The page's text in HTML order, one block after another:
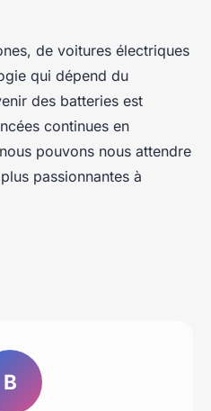
de voitures électriques
qui dépend du
des batteries est
continues en
pouvons nous attendre
passionnantes à
B